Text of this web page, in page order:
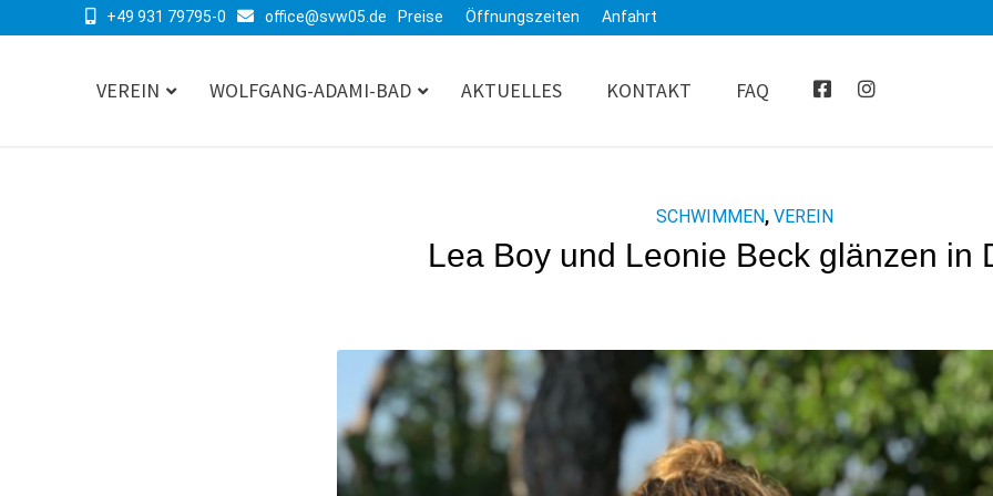
+49 931 79795-0 office@svw05.de Preise Öffnungszeiten Anfahrt
VEREIN WOLFGANG-ADAMI-BAD AKTUELLES KONTAKT FAQ
SCHWIMMEN, VEREIN
Lea Boy und Leonie Beck glänzen in